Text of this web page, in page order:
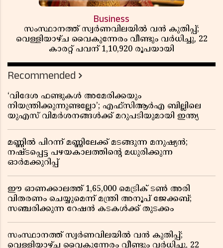
Business
സംസ്ഥാനത്ത് സ്വർണവിലയിൽ വൻ കുതിപ്പ്;
വെള്ളിയാഴ്ച വൈകുന്നേരം വീണ്ടും വർധിച്ചു, 22
കാരറ്റ് പവന് 1,10,920 രൂപയായി
Recommended
‘വിദേശ ഫണ്ടുകൾ അമേരിക്കയും
നിയന്ത്രിക്കുന്നുണ്ടല്ലോ’; എഫ്സിആർഎ ബില്ലിലെ
യുഎസ് വിമർശനങ്ങൾക്ക് മറുപടിയുമായി ഇന്ത്യ
മണ്ണിൽ പിറന്ന് മണ്ണിലേക്ക് മടങ്ങുന്ന മനുഷ്യൻ;
നഷ്ടപ്പെട്ട പഴയകാലത്തിൻ്റെ മധുരിക്കുന്ന
ഓർമക്കുറിപ്പ്
ഈ ഓണക്കാലത്ത് 1,65,000 മെട്രിക് ടൺ അരി
വിതരണം ചെയ്യുമെന്ന് മന്ത്രി അനൂപ് ജേക്കബ്;
സഞ്ചരിക്കുന്ന റേഷൻ കടകൾക്ക് തുടക്കം
സംസ്ഥാനത്ത് സ്വർണവിലയിൽ വൻ കുതിപ്പ്;
വെള്ളിയാഴ്ച വൈകുന്നേരം വീണ്ടും വർധിച്ചു, 22